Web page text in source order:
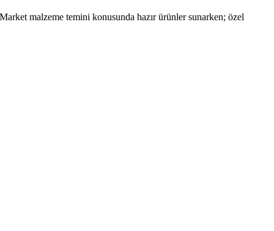
malzeme temini konusunda hazır ürünler sunarken; özel